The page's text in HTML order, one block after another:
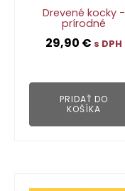
Drevené kocky -
prírodné
29,90 € s DPH
PRIDAŤ DO
KOŠÍKA